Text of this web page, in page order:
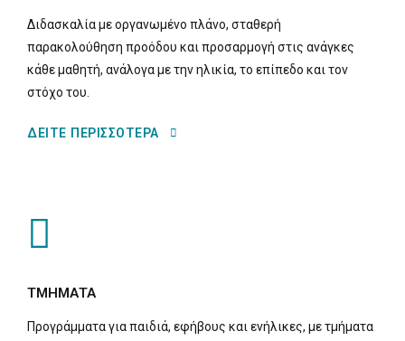
Διδασκαλία με οργανωμένο πλάνο, σταθερή
παρακολούθηση προόδου και προσαρμογή στις ανάγκες
κάθε μαθητή, ανάλογα με την ηλικία, το επίπεδο και τον
στόχο του.
ΔΕΙΤΕ ΠΕΡΙΣΣΟΤΕΡΑ
ΤΜΗΜΑΤΑ
Προγράμματα για παιδιά, εφήβους και ενήλικες, με τμήματα